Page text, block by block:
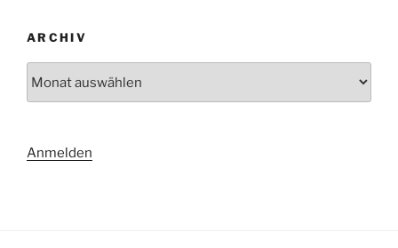
ARCHIV
Anmelden